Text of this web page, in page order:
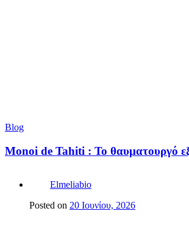
Blog
Monoi de Tahiti : Το θαυματουργό
Elmeliabio
Posted on 20 Ιουνίου, 2026